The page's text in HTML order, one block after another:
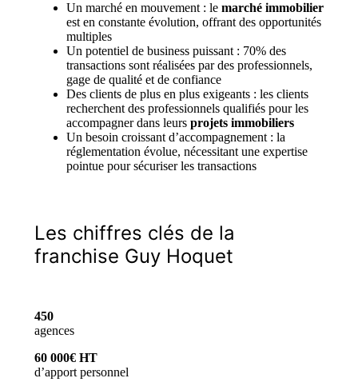
Un marché en mouvement : le marché immobilier
est en constante évolution, offrant des opportunités
multiples
Un potentiel de business puissant : 70% des
transactions sont réalisées par des professionnels,
gage de qualité et de confiance
Des clients de plus en plus exigeants : les clients
recherchent des professionnels qualifiés pour les
accompagner dans leurs projets immobiliers
Un besoin croissant d’accompagnement : la
réglementation évolue, nécessitant une expertise
pointue pour sécuriser les transactions
Les chiffres clés de la
franchise Guy Hoquet
450
agences
60 000€ HT
d’apport personnel